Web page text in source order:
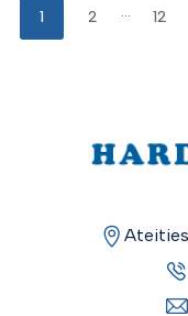
1 2 ... 12